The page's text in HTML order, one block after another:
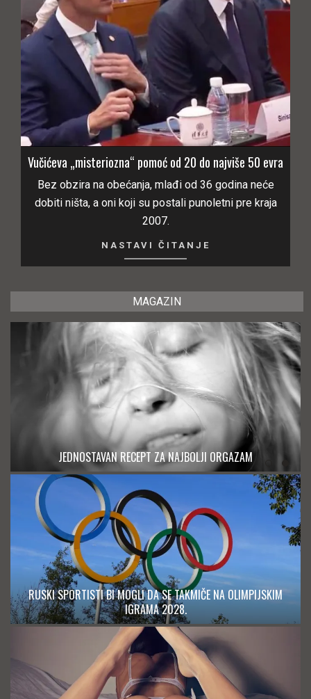
Vučićeva „misteriozna“ pomoć od 20 do najviše 50 evra
Bez obzira na obećanja, mlađi od 36 godina neće
dobiti ništa, a oni koji su postali punoletni pre kraja
2007.
NASTAVI ČITANJE
MAGAZIN
JEDNOSTAVAN RECEPT ZA NAJBOLJI ORGAZAM
RUSKI SPORTISTI BI MOGLI DA SE TAKMIČE NA OLIMPIJSKIM
IGRAMA 2028.